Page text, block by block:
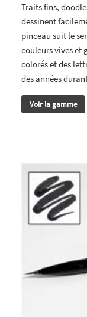
Traits fins,
dessinent
pinceau suit le
couleurs vives et
colorés et des
des années
Voir la gamme